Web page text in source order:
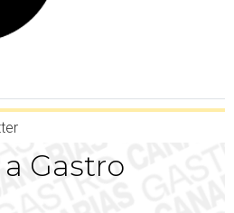
Gastro